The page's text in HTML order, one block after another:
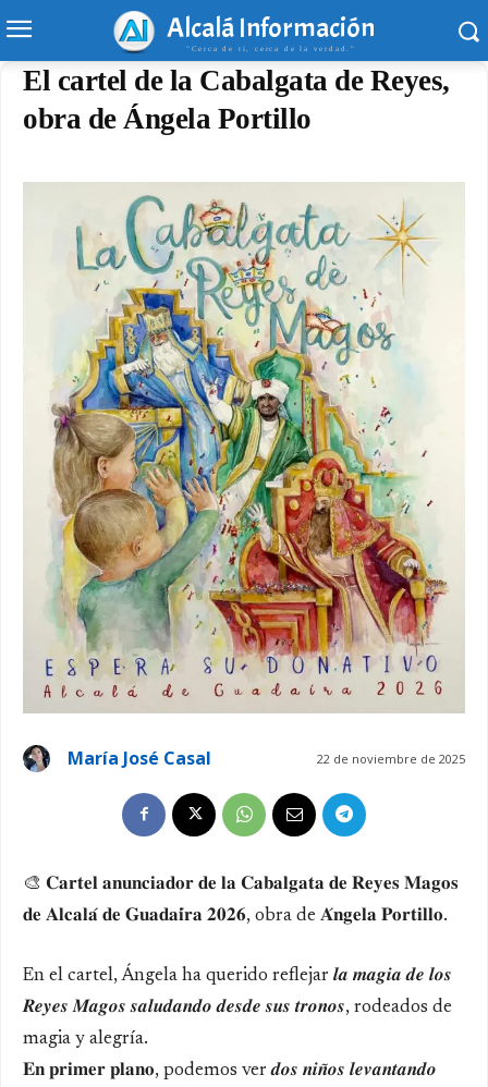
Alcalá Información
"Cerca de ti, cerca de la verdad."
El cartel de la Cabalgata de Reyes,
obra de Ángela Portillo
22 de noviembre de 2025
María José Casal
🎨 𝐂𝐚𝐫𝐭𝐞𝐥 𝐚𝐧𝐮𝐧𝐜𝐢𝐚𝐝𝐨𝐫 𝐝𝐞 𝐥𝐚 𝐂𝐚𝐛𝐚𝐥𝐠𝐚𝐭𝐚 𝐝𝐞 𝐑𝐞𝐲𝐞𝐬 𝐌𝐚𝐠𝐨𝐬
𝐝𝐞 𝐀𝐥𝐜𝐚𝐥𝐚́ 𝐝𝐞 𝐆𝐮𝐚𝐝𝐚𝐢́𝐫𝐚 𝟐𝟎𝟐𝟔, obra de 𝐀́𝐧𝐠𝐞𝐥𝐚 𝐏𝐨𝐫𝐭𝐢𝐥𝐥𝐨.
En el cartel, Ángela ha querido reflejar 𝒍𝒂 𝒎𝒂𝒈𝒊𝒂 𝒅𝒆 𝒍𝒐𝒔
𝑹𝒆𝒚𝒆𝒔 𝑴𝒂𝒈𝒐𝒔 𝒔𝒂𝒍𝒖𝒅𝒂𝒏𝒅𝒐 𝒅𝒆𝒔𝒅𝒆 𝒔𝒖𝒔 𝒕𝒓𝒐𝒏𝒐𝒔, rodeados de
magia y alegría.
𝐄𝐧 𝐩𝐫𝐢𝐦𝐞𝐫 𝐩𝐥𝐚𝐧𝐨, podemos ver 𝒅𝒐𝒔 𝒏𝒊𝒏̃𝒐𝒔 𝒍𝒆𝒗𝒂𝒏𝒕𝒂𝒏𝒅𝒐